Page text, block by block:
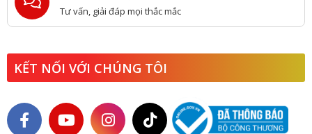
Tư vấn, giải đáp mọi thắc mắc
KẾT NỐI VỚI CHÚNG TÔI